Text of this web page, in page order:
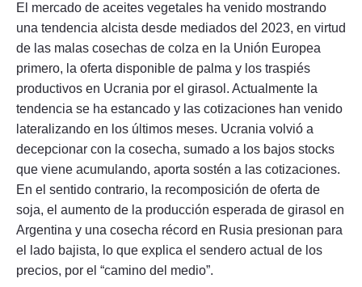
El mercado de aceites vegetales ha venido mostrando
una tendencia alcista desde mediados del 2023, en virtud
de las malas cosechas de colza en la Unión Europea
primero, la oferta disponible de palma y los traspiés
productivos en Ucrania por el girasol. Actualmente la
tendencia se ha estancado y las cotizaciones han venido
lateralizando en los últimos meses. Ucrania volvió a
decepcionar con la cosecha, sumado a los bajos stocks
que viene acumulando, aporta sostén a las cotizaciones.
En el sentido contrario, la recomposición de oferta de
soja, el aumento de la producción esperada de girasol en
Argentina y una cosecha récord en Rusia presionan para
el lado bajista, lo que explica el sendero actual de los
precios, por el “camino del medio”.